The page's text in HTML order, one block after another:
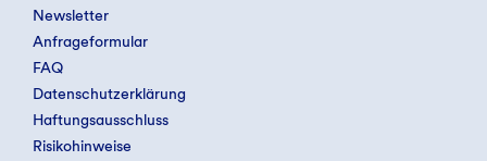
Newsletter
Anfrageformular
FAQ
Datenschutzerklärung
Haftungsausschluss
Risikohinweise